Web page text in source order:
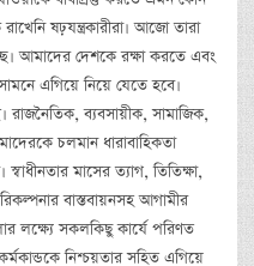
ষঢ়যন্ত্রকারীরা। আজো তারা
আমাদের দেশকে রক্ষা করতে এবং
এগিয়ে নিয়ে যেতে হবে।
ব্যবসায়ীক, সামাজিক,
চলমান ধারাবাহিকতা
মাসের ত্যাগ, তিতিক্ষা,
বাস্তবায়নসহ আগামীর
লক্ষ্যে সকলকিছু কার্যে পরিণত
নিশ্চয়তার সহিত এগিয়ে